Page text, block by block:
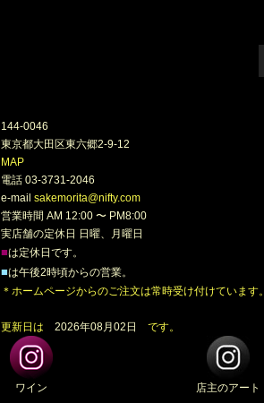
144-0046
東京都大田区東六郷2-9-12
MAP
電話 03-3731-2046
e-mail sakemorita@nifty.com
営業時間 AM 12:00 〜 PM8:00
実店舗の定休日 日曜、月曜日
■は定休日です。
■は午後2時頃からの営業。
＊ホームページからのご注文は常時受け付けています。
更新日は 2026年08月02日 です。
ワイン 店主のアート